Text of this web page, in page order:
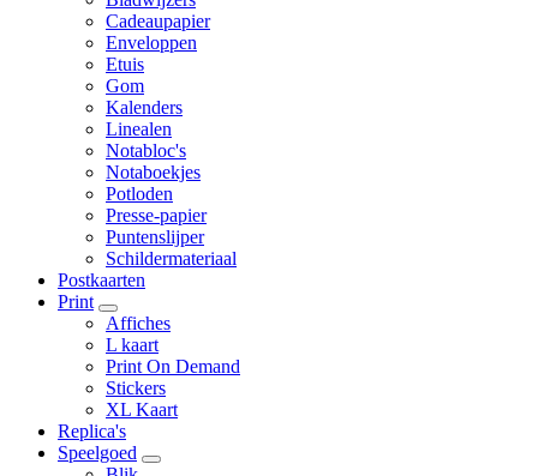
Cadeaupapier
Enveloppen
Etuis
Gom
Kalenders
Linealen
Notabloc's
Notaboekjes
Potloden
Presse-papier
Puntenslijper
Schildermateriaal
Postkaarten
Print
Affiches
L kaart
Print On Demand
Stickers
XL Kaart
Replica's
Speelgoed